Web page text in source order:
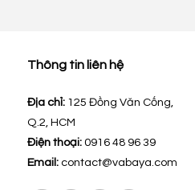
Thông tin liên hệ
Địa chỉ: 125 Đồng Văn Cống,
Q.2, HCM
Điện thoại: 0916 48 96 39
Email: contact@vabaya.com